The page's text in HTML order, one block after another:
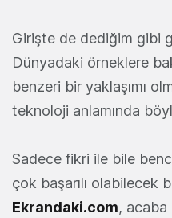
Girişte de dediğim gibi
Dünyadaki örneklere
benzeri bir yaklaşımı
teknoloji anlamında
Sadece fikri ile bile
çok başarılı olabilecek
Ekrandaki.com, acaba